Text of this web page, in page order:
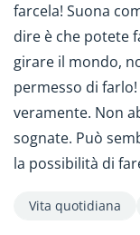
farcela! Suona
dire è che potete
girare il mondo,
permesso di
veramente. Non
sognate. Può
la possibilità di
Vita quotidiana